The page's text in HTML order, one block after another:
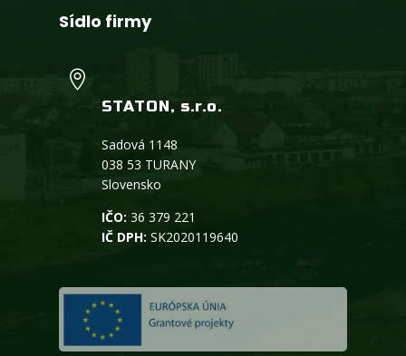
Sídlo firmy

STATON, s.r.o.
Sadová 1148
038 53 TURANY
Slovensko
IČO: 36 379 221
IČ DPH: SK2020119640